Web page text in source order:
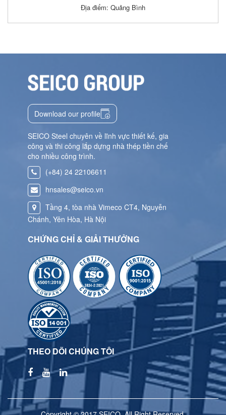
Địa điểm: Quảng Bình
Download our profile
SEICO Steel chuyên về lĩnh vực thiết kế, gia
công và thi công lắp dựng nhà thép tiền chế
cho nhiều công trình.
(+84) 24 22106611
hnsales@seico.vn
Tầng 4, tòa nhà Vimeco CT4, Nguyễn
Chánh, Yên Hòa, Hà Nội
CHỨNG CHỈ & GIẢI THƯỞNG
THEO DÕI CHÚNG TÔI